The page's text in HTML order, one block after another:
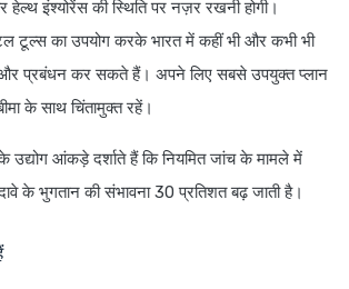
हेल्थ इंश्योरेंस की स्थिति पर नज़र रखनी होगी।
टूल्स का उपयोग करके भारत में कहीं भी और कभी भी
और प्रबंधन कर सकते हैं। अपने लिए सबसे उपयुक्त प्लान
के साथ चिंतामुक्त रहें।
उद्योग आंकड़े दर्शाते हैं कि नियमित जांच के मामले में
के भुगतान की संभावना 30 प्रतिशत बढ़ जाती है।